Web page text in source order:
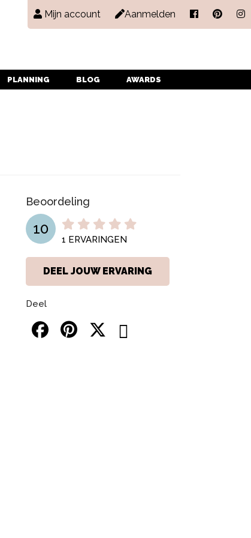
PLANNING BLOG AWARDS
Mijn account Aanmelden
Beoordeling
10
1 ERVARINGEN
DEEL JOUW ERVARING
Deel